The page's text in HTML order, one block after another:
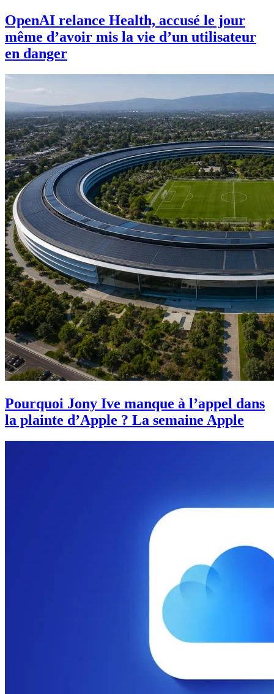
OpenAI relance Health, accusé le jour
même d’avoir mis la vie d’un utilisateur
en danger
Pourquoi Jony Ive manque à l’appel dans
la plainte d’Apple ? La semaine Apple